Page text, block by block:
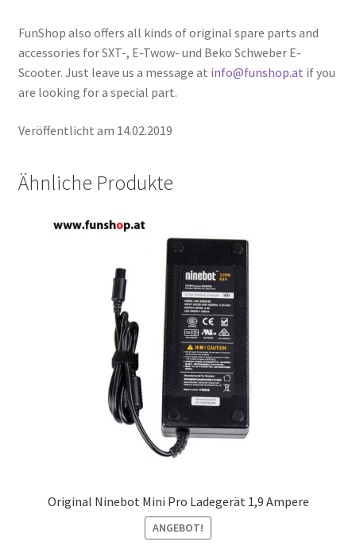
FunShop also offers all kinds of original spare parts and
accessories for SXT-, E-Twow- und Beko Schweber E-
Scooter. Just leave us a message at info@funshop.at if you
are looking for a special part.
Veröffentlicht am 14.02.2019
Ähnliche Produkte
Original Ninebot Mini Pro Ladegerät 1,9 Ampere
ANGEBOT!